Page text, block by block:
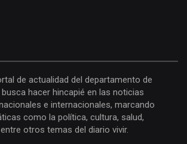
de actualidad del departamento de
hacer hincapié en las noticias
e internacionales, marcando
como la política, cultura, salud,
otros temas del diario vivir.